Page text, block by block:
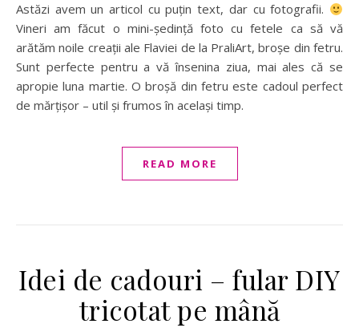
Astăzi avem un articol cu puțin text, dar cu fotografii.
Vineri am făcut o mini-ședință foto cu fetele ca să vă
arătăm noile creații ale Flaviei de la PraliArt, broșe din fetru.
Sunt perfecte pentru a vă însenina ziua, mai ales că se
apropie luna martie. O broșă din fetru este cadoul perfect
de mărțișor – util și frumos în același timp.
READ MORE
Idei de cadouri – fular DIY
tricotat pe mână